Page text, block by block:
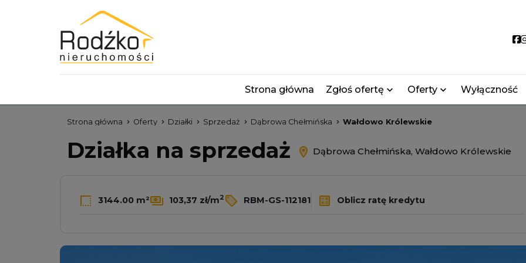
Strona główna Zgłoś ofertę Oferty Wyłączność
Strona główna Oferty Działki Sprzedaż Dąbrowa Chełmińska Wałdowo Królewskie
Działka na sprzedaż Dąbrowa Chełmińska, Wałdowo Królewskie
3144.00 m² 103,37 zł/m2 RBM-GS-112181 Oblicz ratę kredytu